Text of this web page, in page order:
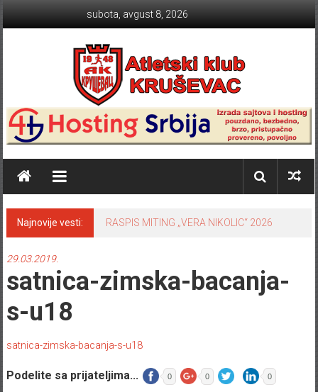
subota, avgust 8, 2026
Atletski klub KRUŠEVAC
Najnovije vesti: RASPIS MITING „VERA NIKOLIC“ 2026
29.03.2019.
satnica-zimska-bacanja-
s-u18
satnica-zimska-bacanja-s-u18
Podelite sa prijateljima... 0 0 0